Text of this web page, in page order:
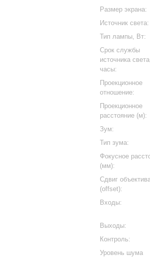
Размер экрана:
Источник света:
Тип лампы, Вт:
Срок службы
источника
часы:
Проекционное
отношение:
Проекционное
расстояние (м):
Зум:
Тип зума:
Фокусное
(мм):
Сдвиг
(offset):
Входы:
Выходы:
Контроль:
Уровень шума